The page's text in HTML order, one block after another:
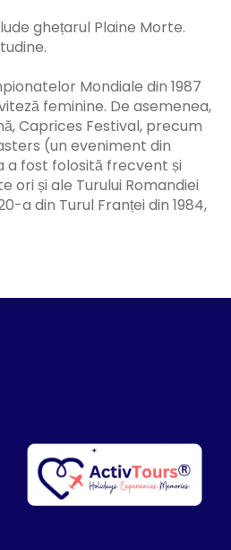
ghețarul Plaine Morte.
Mondiale din 1987
feminine. De asemenea,
Caprices Festival, precum
(un eveniment din
a fost folosită frecvent și
ori și ale Turului Romandiei
a din Turul Franței din 1984,